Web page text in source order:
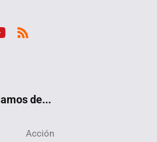
de...
Acción